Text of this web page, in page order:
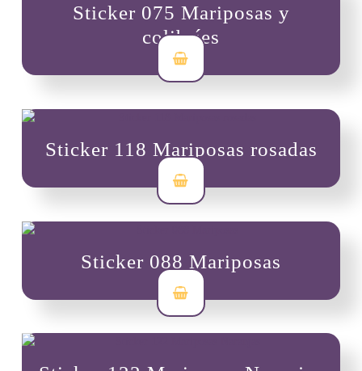
Sticker 075 Mariposas y
colibríes
3,500
Sticker 118 Mariposas rosadas
$ 3,500
Sticker 088 Mariposas
$ 3,500